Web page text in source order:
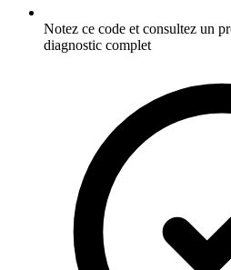
Notez ce code et consultez un
diagnostic complet